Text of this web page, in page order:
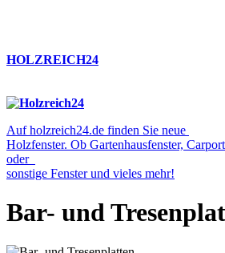
HOLZREICH24
Auf holzreich24.de finden Sie neue
Holzfenster. Ob Gartenhausfenster,
oder
sonstige Fenster und vieles mehr!
Bar- und